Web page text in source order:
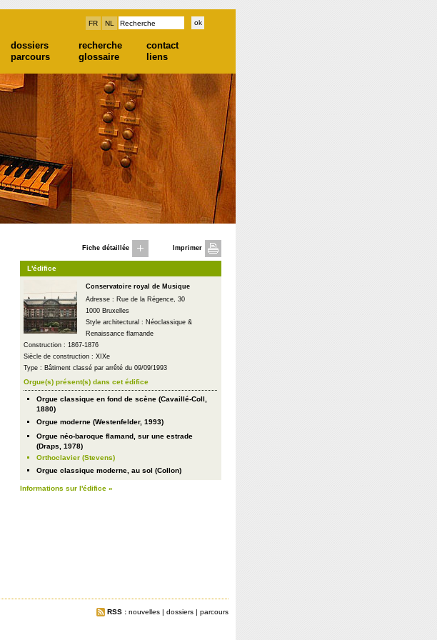
FR NL
dossiers recherche
contact
parcours glossaire liens
Fiche détaillée Imprimer
L'édifice
Conservatoire royal de Musique
Adresse : Rue de la Régence, 30
1000 Bruxelles
Style architectural : Néoclassique &
Renaissance flamande
Construction : 1867-1876
Siècle de construction : XIXe
Type : Bâtiment classé par arrêté du 09/09/1993
Orgue(s) présent(s) dans cet édifice
Orgue classique en fond de scène (Cavaillé-Coll,
1880)
Orgue moderne (Westenfelder, 1993)
Orgue néo-baroque flamand, sur une estrade
(Draps, 1978)
Orthoclavier (Stevens)
Orgue classique moderne, au sol (Collon)
Informations sur l'édifice »
RSS : nouvelles | dossiers | parcours